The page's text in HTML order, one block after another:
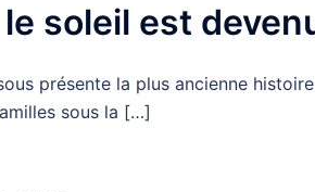
soleil est
présente la plus ancienne
sous la […]